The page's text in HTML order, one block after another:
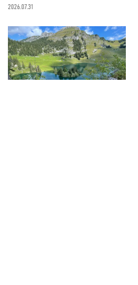
2026.07.31